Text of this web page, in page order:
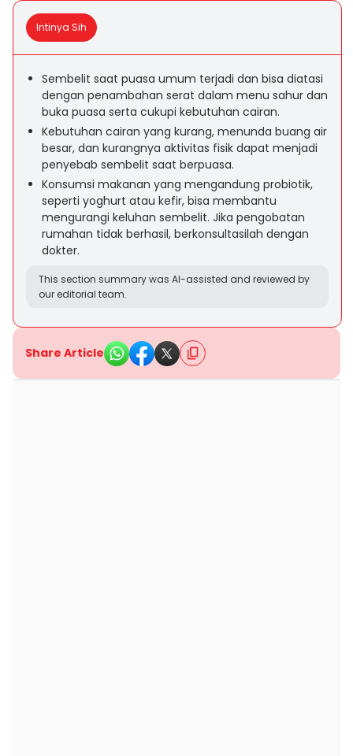
Intinya Sih
Sembelit saat puasa umum terjadi dan bisa diatasi
dengan penambahan serat dalam menu sahur dan
buka puasa serta cukupi kebutuhan cairan.
Kebutuhan cairan yang kurang, menunda buang air
besar, dan kurangnya aktivitas fisik dapat menjadi
penyebab sembelit saat berpuasa.
Konsumsi makanan yang mengandung probiotik,
seperti yoghurt atau kefir, bisa membantu
mengurangi keluhan sembelit. Jika pengobatan
rumahan tidak berhasil, berkonsultasilah dengan
dokter.
This section summary was AI-assisted and reviewed by
our editorial team.
Share Article